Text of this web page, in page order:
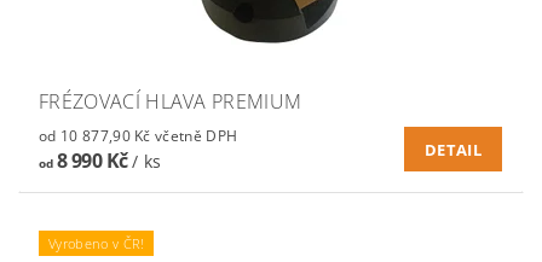
FRÉZOVACÍ HLAVA PREMIUM
od 10 877,90 Kč včetně DPH
od8 990 Kč/ ks
DETAIL
Vyrobeno v ČR!